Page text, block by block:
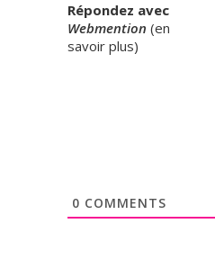
Répondez avec
Webmention (en
savoir plus)
0 COMMENTS